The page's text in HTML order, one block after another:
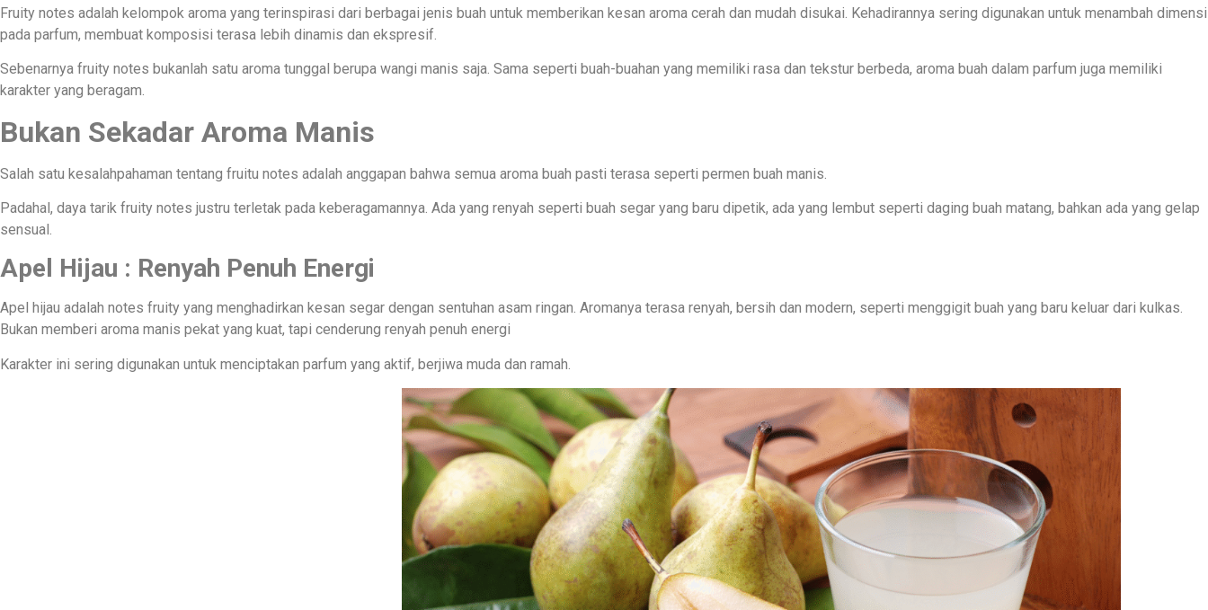
Fruity notes adalah kelompok aroma yang terinspirasi dari berbagai jenis buah untuk memberikan kesan aroma cerah dan mudah disukai. Kehadirannya sering digunakan untuk menambah dimensi
pada parfum, membuat komposisi terasa lebih dinamis dan ekspresif.
Sebenarnya fruity notes bukanlah satu aroma tunggal berupa wangi manis saja. Sama seperti buah-buahan yang memiliki rasa dan tekstur berbeda, aroma buah dalam parfum juga memiliki
karakter yang beragam.
Bukan Sekadar Aroma Manis
Salah satu kesalahpahaman tentang fruitu notes adalah anggapan bahwa semua aroma buah pasti terasa seperti permen buah manis.
Padahal, daya tarik fruity notes justru terletak pada keberagamannya. Ada yang renyah seperti buah segar yang baru dipetik, ada yang lembut seperti daging buah matang, bahkan ada yang gelap
sensual.
Apel Hijau : Renyah Penuh Energi
Apel hijau adalah notes fruity yang menghadirkan kesan segar dengan sentuhan asam ringan. Aromanya terasa renyah, bersih dan modern, seperti menggigit buah yang baru keluar dari kulkas.
Bukan memberi aroma manis pekat yang kuat, tapi cenderung renyah penuh energi
Karakter ini sering digunakan untuk menciptakan parfum yang aktif, berjiwa muda dan ramah.